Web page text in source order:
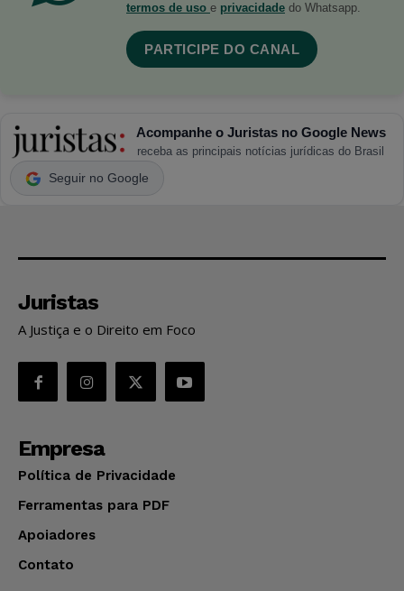
termos de uso e privacidade do Whatsapp.
PARTICIPE DO CANAL
Acompanhe o Juristas no Google News
receba as principais notícias jurídicas do Brasil
Seguir no Google
Juristas
A Justiça e o Direito em Foco
Empresa
Política de Privacidade
Ferramentas para PDF
Apoiadores
Contato